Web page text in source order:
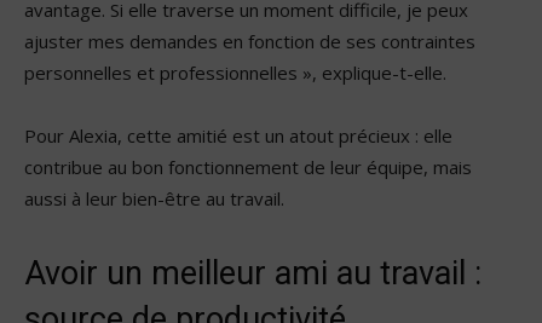
avantage. Si elle traverse un moment difficile, je peux
ajuster mes demandes en fonction de ses contraintes
personnelles et professionnelles », explique-t-elle.
Pour Alexia, cette amitié est un atout précieux : elle
contribue au bon fonctionnement de leur équipe, mais
aussi à leur bien-être au travail.
Avoir un meilleur ami au travail :